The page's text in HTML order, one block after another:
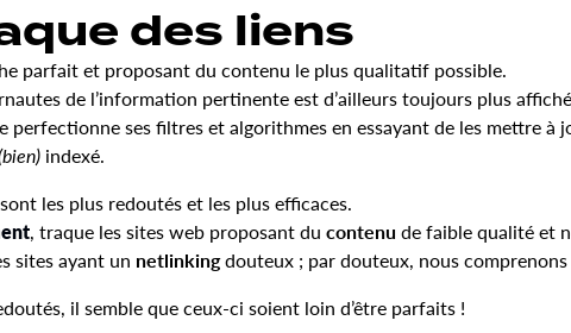
des liens
parfait et proposant du contenu le plus qualitatif possible.
de l’information pertinente est d’ailleurs toujours plus
perfectionne ses filtres et algorithmes en essayant de les mettre
indexé.
sont les plus redoutés et les plus efficaces.
, traque les sites web proposant du contenu de faible qualité et
sites ayant un netlinkingdouteux ; par douteux, nous
il semble que ceux-ci soient loin d’être parfaits !